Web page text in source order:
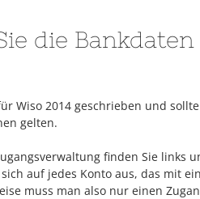
die
Wiso 2014 geschrieben und
gelten.
finden Sie links
auf jedes Konto aus, das mit
muss man also nur einen